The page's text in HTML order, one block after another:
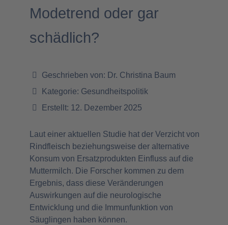
Modetrend oder gar
schädlich?
Geschrieben von: Dr. Christina Baum
Kategorie: Gesundheitspolitik
Erstellt: 12. Dezember 2025
Laut einer aktuellen Studie hat der Verzicht von
Rindfleisch beziehungsweise der alternative
Konsum von Ersatzprodukten Einfluss auf die
Muttermilch. Die Forscher kommen zu dem
Ergebnis, dass diese Veränderungen
Auswirkungen auf die neurologische
Entwicklung und die Immunfunktion von
Säuglingen haben können.